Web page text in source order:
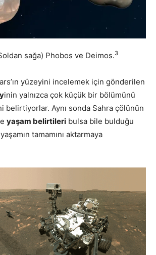
sağa) Phobos ve Deimos.3
yüzeyini incelemek için gönderilen
inin yalnızca çok küçük bir bölümünü
belirtiyorlar. Aynı sonda Sahra çölünün
yaşam belirtileri bulsa bile bulduğu
tamamını aktarmaya